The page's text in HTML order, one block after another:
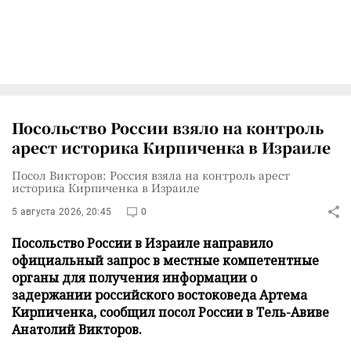
Посольство России взяло на контроль
арест историка Кирпиченка в Израиле
Посол Викторов: Россия взяла на контроль арест
историка Кирпиченка в Израиле
5 августа 2026, 20:45 0
Посольство России в Израиле направило
официальный запрос в местные компетентные
органы для получения информации о
задержании российского востоковеда Артема
Кирпиченка, сообщил посол России в Тель-Авиве
Анатолий Викторов.